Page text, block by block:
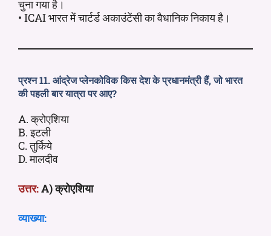
चुना गया है।
• ICAI भारत में चार्टर्ड अकाउंटेंसी का वैधानिक निकाय है।
प्रश्न 11. आंद्रेज प्लेनकोविक किस देश के प्रधानमंत्री हैं, जो भारत
की पहली बार यात्रा पर आए?
A. क्रोएशिया
B. इटली
C. तुर्किये
D. मालदीव
उत्तर:A) क्रोएशिया
व्याख्या: